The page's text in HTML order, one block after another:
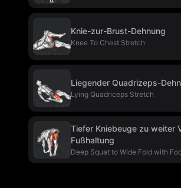
Knie-zur-Brust-Dehnung
Knee To Chest Stretch
Liegender Quadrizeps-
Lying Quadriceps Stretch
Tiefer Kniebeuge zu weiter
Fußhaltung
Deep Squat to Wide Fold with